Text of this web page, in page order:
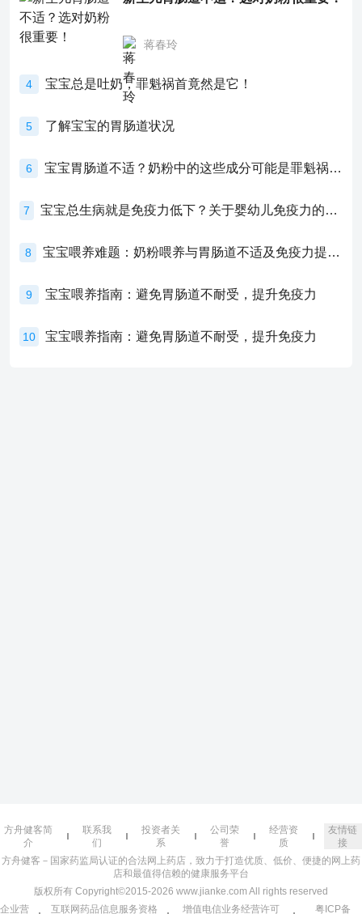
蒋春玲
4 宝宝总是吐奶，罪魁祸首竟然是它！
5 了解宝宝的胃肠道状况
6 宝宝胃肠道不适？奶粉中的这些成分可能是罪魁祸首！
7 宝宝总生病就是免疫力低下？关于婴幼儿免疫力的真相，家长必须了解！
8 宝宝喂养难题：奶粉喂养与胃肠道不适及免疫力提升的奥秘
9 宝宝喂养指南：避免胃肠道不耐受，提升免疫力
10 宝宝喂养指南：避免胃肠道不耐受，提升免疫力
方舟健客简
介
联系我
们
投资者关
系
公司荣
誉
经营资
质
友情链
接
方舟健客－国家药监局认证的合法网上药店，致力于打造优质、低价、便捷的网上药
店和最值得信赖的健康服务平台
版权所有 Copyright©2015-2026 www.jianke.com All rights reserved
企业营
互联网药品信息服务资格 增值电信业务经营许可 粤ICP备